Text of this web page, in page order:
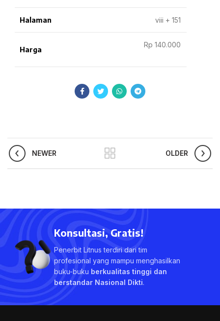
Halaman viii + 151
Harga
Rp 140.000
NEWER OLDER
Konsultasi, Gratis!
Penerbit Litnus terdiri dari tim
profesional yang mampu menghasilkan
buku-buku berkualitas tinggi dan
berstandar Nasional Dikti.